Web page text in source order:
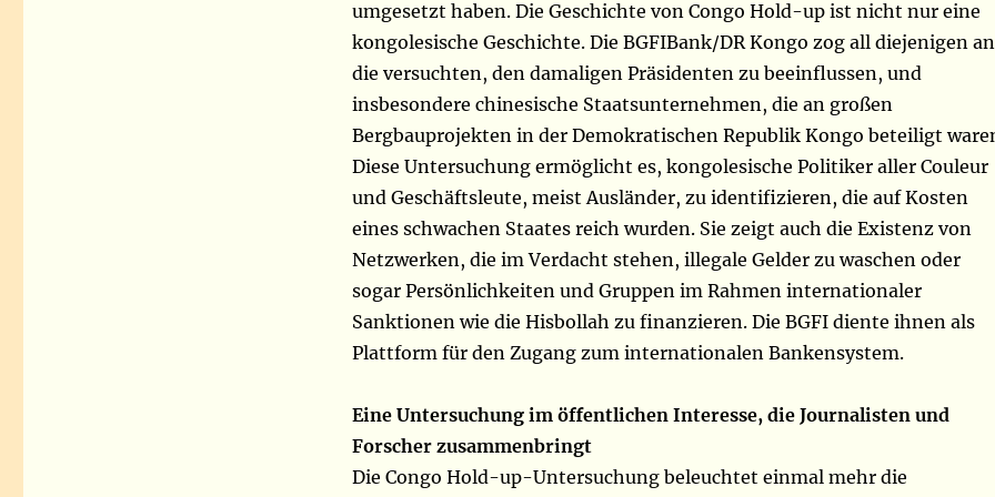
umgesetzt haben. Die Geschichte von Congo Hold-up ist nicht nur eine
kongolesische Geschichte. Die BGFIBank/DR Kongo zog all diejenigen
die versuchten, den damaligen Präsidenten zu beeinflussen, und
insbesondere chinesische Staatsunternehmen, die an großen
Bergbauprojekten in der Demokratischen Republik Kongo beteiligt
Diese Untersuchung ermöglicht es, kongolesische Politiker aller Couleur
und Geschäftsleute, meist Ausländer, zu identifizieren, die auf Kosten
eines schwachen Staates reich wurden. Sie zeigt auch die Existenz von
Netzwerken, die im Verdacht stehen, illegale Gelder zu waschen oder
sogar Persönlichkeiten und Gruppen im Rahmen internationaler
Sanktionen wie die Hisbollah zu finanzieren. Die BGFI diente ihnen als
Plattform für den Zugang zum internationalen Bankensystem.
Eine Untersuchung im öffentlichen Interesse, die Journalisten und
Forscher zusammenbringt
Die Congo Hold-up-Untersuchung beleuchtet einmal mehr die